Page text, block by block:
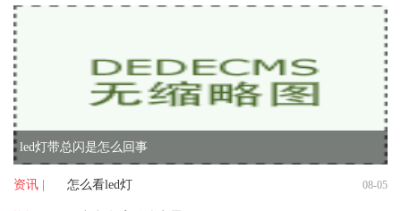
led灯带总闪是怎么回事
资讯 | 怎么看led灯 08-05